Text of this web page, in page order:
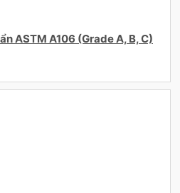
ASTM A106 (Grade A, B, C)